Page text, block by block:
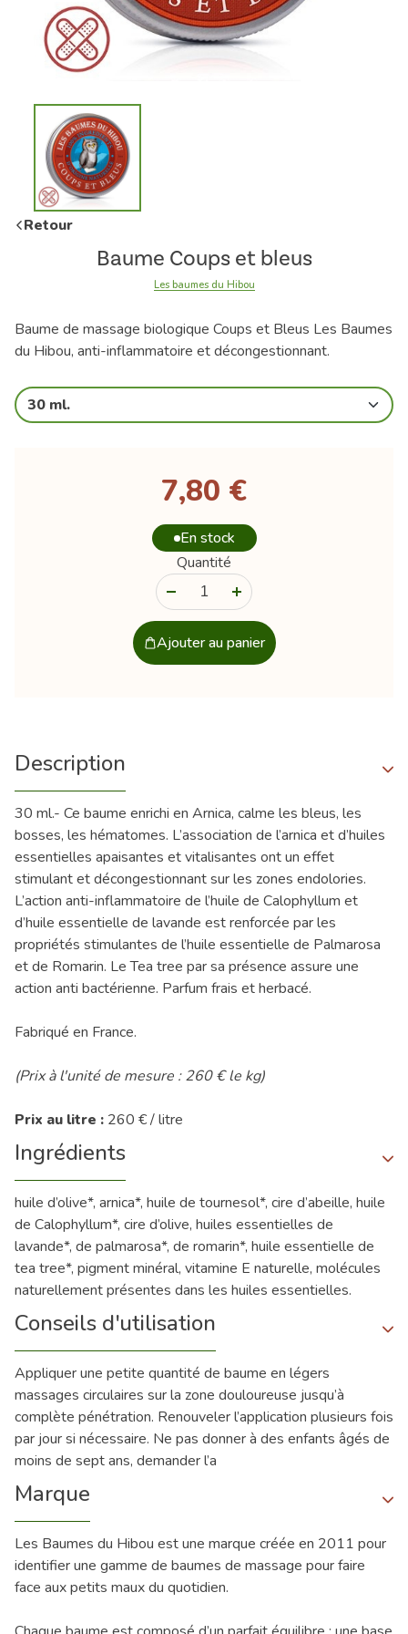
Retour
Baume Coups et bleus
Les baumes du Hibou
Baume de massage biologique Coups et Bleus Les Baumes
du Hibou, anti-inflammatoire et décongestionnant.
30 ml.
7,80 €
En stock
Quantité
Ajouter au panier
Description
30 ml.- Ce baume enrichi en Arnica, calme les bleus, les
bosses, les hématomes. L’association de l’arnica et d’huiles
essentielles apaisantes et vitalisantes ont un effet
stimulant et décongestionnant sur les zones endolories.
L’action anti-inflammatoire de l’huile de Calophyllum et
d’huile essentielle de lavande est renforcée par les
propriétés stimulantes de l’huile essentielle de Palmarosa
et de Romarin. Le Tea tree par sa présence assure une
action anti bactérienne. Parfum frais et herbacé.
Fabriqué en France.
(Prix à l'unité de mesure : 260 € le kg)
Prix au litre : 260 € / litre
Ingrédients
huile d’olive*, arnica*, huile de tournesol*, cire d’abeille, huile
de Calophyllum*, cire d’olive, huiles essentielles de
lavande*, de palmarosa*, de romarin*, huile essentielle de
tea tree*, pigment minéral, vitamine E naturelle, molécules
naturellement présentes dans les huiles essentielles.
Conseils d'utilisation
Appliquer une petite quantité de baume en légers
massages circulaires sur la zone douloureuse jusqu’à
complète pénétration. Renouveler l’application plusieurs fois
par jour si nécessaire. Ne pas donner à des enfants âgés de
moins de sept ans, demander l’a
Marque
Les Baumes du Hibou est une marque créée en 2011 pour
identifier une gamme de baumes de massage pour faire
face aux petits maux du quotidien.